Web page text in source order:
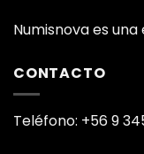
Numisnova es
CONTACTO
Teléfono: +56 9